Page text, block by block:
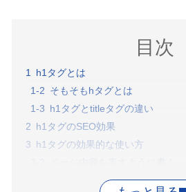
目次
h1タグとは
そもそもhタグとは
h1タグとtitleタグの違い
h1タグのSEO効果
h1タグの効果的な使い方
適切なキーワードで簡潔に書く